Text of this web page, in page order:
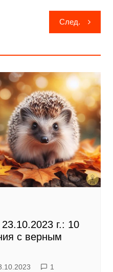
След.
23.10.2023 г.: 10
с верным
1